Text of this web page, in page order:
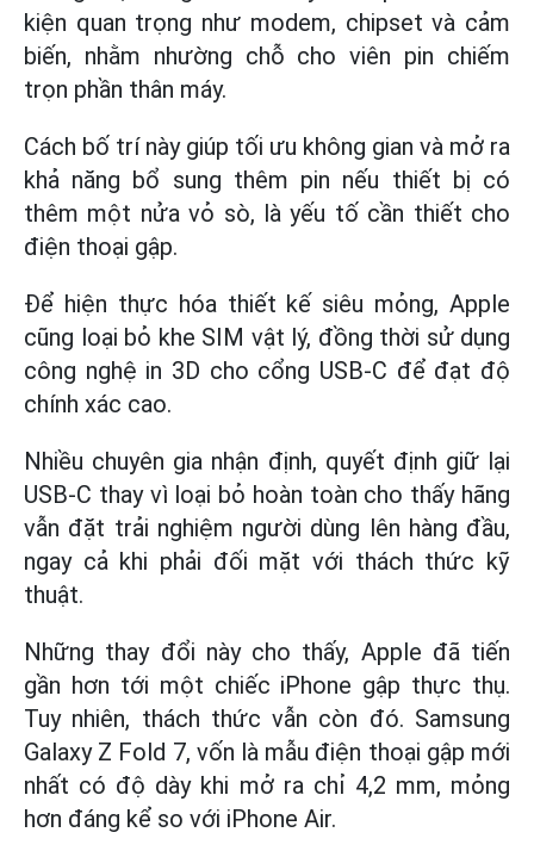
kiện quan trọng như modem, chipset và cảm
biến, nhằm nhường chỗ cho viên pin chiếm
trọn phần thân máy.
Cách bố trí này giúp tối ưu không gian và mở ra
khả năng bổ sung thêm pin nếu thiết bị có
thêm một nửa vỏ sò, là yếu tố cần thiết cho
điện thoại gập.
Để hiện thực hóa thiết kế siêu mỏng, Apple
cũng loại bỏ khe SIM vật lý, đồng thời sử dụng
công nghệ in 3D cho cổng USB-C để đạt độ
chính xác cao.
Nhiều chuyên gia nhận định, quyết định giữ lại
USB-C thay vì loại bỏ hoàn toàn cho thấy hãng
vẫn đặt trải nghiệm người dùng lên hàng đầu,
ngay cả khi phải đối mặt với thách thức kỹ
thuật.
Những thay đổi này cho thấy, Apple đã tiến
gần hơn tới một chiếc iPhone gập thực thụ.
Tuy nhiên, thách thức vẫn còn đó. Samsung
Galaxy Z Fold 7, vốn là mẫu điện thoại gập mới
nhất có độ dày khi mở ra chỉ 4,2 mm, mỏng
hơn đáng kể so với iPhone Air.